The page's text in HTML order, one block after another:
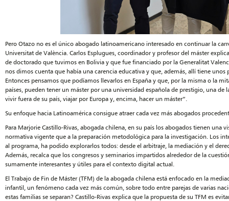
Pero Otazo no es el único abogado latinoamericano interesado en continuar la
Universitat de València. Carlos Esplugues, coordinador y profesor del máster
de doctorado que tuvimos en Bolivia y que fue financiado por la Generalitat
nos dimos cuenta que había una carencia educativa y que, además, allí tiene
Entonces pensamos que podíamos llevarlos en España y que, por la misma o la
países, pueden tener un máster por una universidad española de prestigio, una de
vivir fuera de su país, viajar por Europa y, encima, hacer un máster”.
Su enfoque hacia Latinoamérica consigue atraer cada vez más abogados
Para Marjorie Castillo-Rivas, abogada chilena, en su país los abogados tienen una
normativa vigente que a la preparación metodológica para la investigación. Los
al programa, ha podido explorarlos todos: desde el arbitraje, la mediación y el
Además, recalca que los congresos y seminarios impartidos alrededor de la
sumamente interesantes y útiles para el contexto digital actual.
El Trabajo de Fin de Máster (TFM) de la abogada chilena está enfocado en la
infantil, un fenómeno cada vez más común, sobre todo entre parejas de varias
estas familias se separan? Castillo-Rivas explica que la propuesta de su TFM es